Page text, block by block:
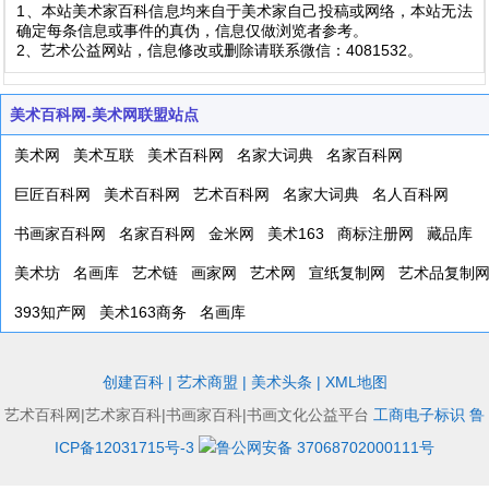
1、本站美术家百科信息均来自于美术家自己投稿或网络，本站无法
确定每条信息或事件的真伪，信息仅做浏览者参考。
2、艺术公益网站，信息修改或删除请联系微信：4081532。
美术百科网-美术网联盟站点
美术网 美术互联 美术百科网 名家大词典 名家百科网
巨匠百科网 美术百科网 艺术百科网 名家大词典 名人百科网
书画家百科网 名家百科网 金米网 美术163 商标注册网 藏品库
美术坊 名画库 艺术链 画家网 艺术网 宣纸复制网 艺术品复制网
393知产网 美术163商务 名画库
创建百科| 艺术商盟 | 美术头条 | XML地图
艺术百科网|艺术家百科|书画家百科|书画文化公益平台 工商电子标识 鲁
ICP备12031715号-3
鲁公网安备 37068702000111号